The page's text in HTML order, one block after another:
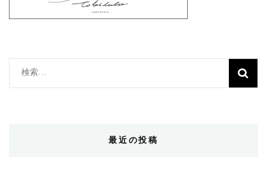
検
最近の投稿